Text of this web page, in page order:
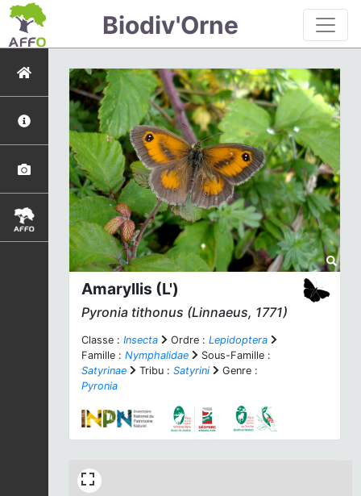
Biodiv'Orne
Amaryllis (L')
Pyronia tithonus (Linnaeus, 1771)
Classe : Insecta Ordre : Lepidoptera
Famille : Nymphalidae
Sous-Famille :
Satyrinae
Tribu : Satyrini
Genre :
Pyronia